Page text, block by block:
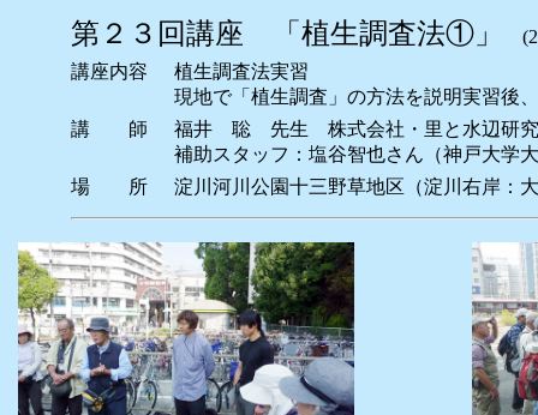
第２３回講座 「植生調査法①」
講座内容
植生調査法実習
現地で「植生調査」の方法を説明実習後
講 師
福井 聡 先生 株式会社・里と水辺研究
補助スタッフ：塩谷智也さん（神戸大学
場 所
淀川河川公園十三野草地区（淀川右岸：